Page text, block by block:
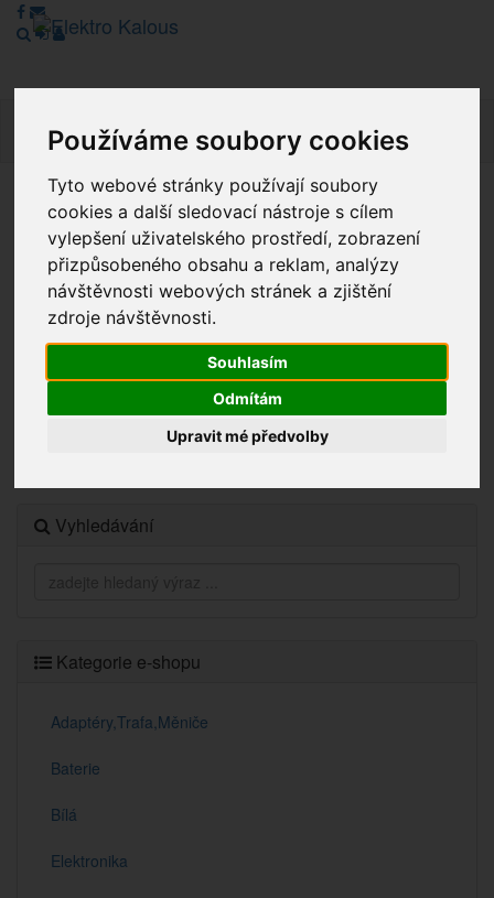
Používáme soubory cookies
Tyto webové stránky používají soubory
cookies a další sledovací nástroje s cílem
vylepšení uživatelského prostředí, zobrazení
přizpůsobeného obsahu a reklam, analýzy
návštěvnosti webových stránek a zjištění
zdroje návštěvnosti.
Souhlasím
Odmítám
Upravit mé předvolby
Vážení zákazníci, v tuto chvíli je Náš internetový obchod v
režimu Katalogu. Objednávky on-line nyní nelze vyřídit.
Děkujeme za pochopení.
Výprodej
Vyhledávání
Kategorie e-shopu
Adaptéry,Trafa,Měniče
Baterie
Bílá
Elektronika